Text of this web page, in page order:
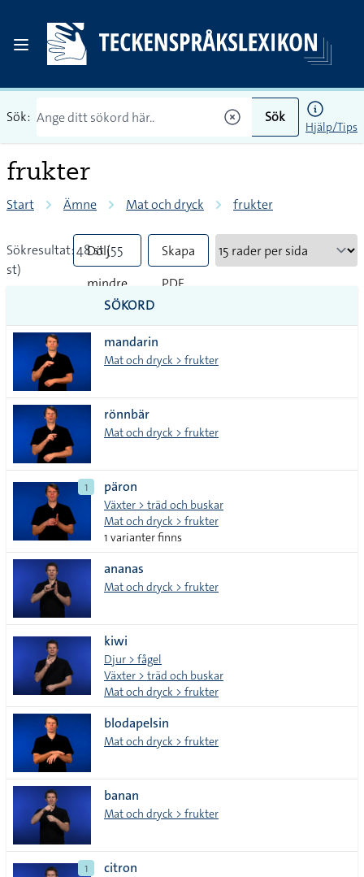
Sök: Sök
Hjälp/Tips
frukter
Start Ämne Mat och dryck frukter
Sökresultat: 48 st (55
st)
Dölj
mindre
tecken
Skapa
PDF
SÖKORD
mandarin
Mat och dryck > frukter
rönnbär
Mat och dryck > frukter
1 päron
Växter > träd och buskar
Mat och dryck > frukter
1 varianter finns
ananas
Mat och dryck > frukter
kiwi
Djur > fågel
Växter > träd och buskar
Mat och dryck > frukter
blodapelsin
Mat och dryck > frukter
banan
Mat och dryck > frukter
1 citron